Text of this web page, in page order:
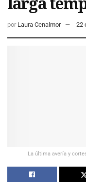
por Laura Cenalmor 22
La última avería y